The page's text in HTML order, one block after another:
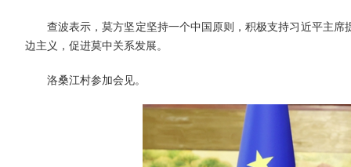
查波表示，莫方坚定坚持一个中国原则，积极支持习近平主
边主义，促进莫中关系发展。
洛桑江村参加会见。